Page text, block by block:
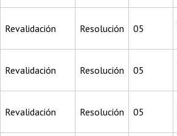
Revalidación Resolución 05
Revalidación Resolución 05
Revalidación Resolución 05